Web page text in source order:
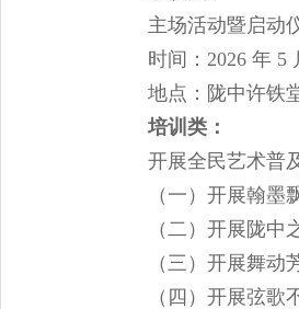
主场活动暨启动
时间：2026 年 5
地点：陇中许铁
培训类：
开展全民艺术普
（一）开展翰墨
（二）开展陇中
（三）开展舞动
（四）开展弦歌